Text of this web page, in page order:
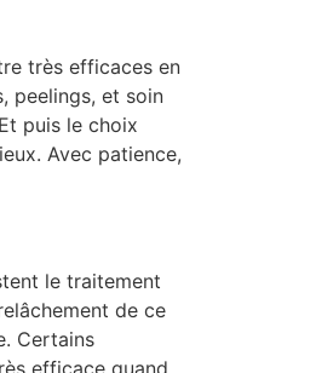
très efficaces en
peelings, et soin
puis le choix
Avec patience,
le traitement
de ce
Certains